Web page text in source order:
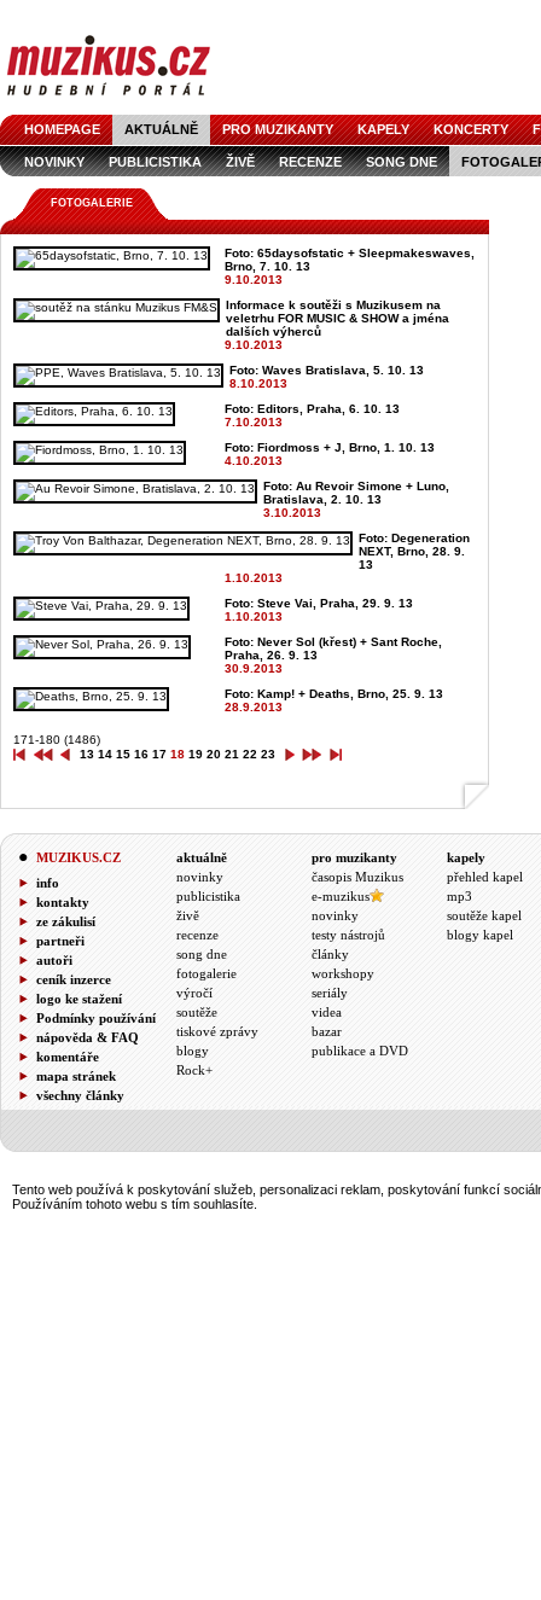
HOMEPAGE AKTUÁLNĚ PRO MUZIKANTY KAPELY KONCERTY
NOVINKY PUBLICISTIKA ŽIVĚ RECENZE SONG DNE
FOTOGALERIE
Foto: 65daysofstatic + Sleepmakeswaves,
Brno, 7. 10. 13
9.10.2013
Informace k soutěži s Muzikusem na
veletrhu FOR MUSIC & SHOW a jména
dalších výherců
9.10.2013
Foto: Waves Bratislava, 5. 10. 13
8.10.2013
Foto: Editors, Praha, 6. 10. 13
7.10.2013
Foto: Fiordmoss + J, Brno, 1. 10. 13
4.10.2013
Foto: Au Revoir Simone + Luno,
Bratislava, 2. 10. 13
3.10.2013
Foto: Degeneration
NEXT, Brno, 28. 9.
13
1.10.2013
Foto: Steve Vai, Praha, 29. 9. 13
1.10.2013
Foto: Never Sol (křest) + Sant Roche,
Praha, 26. 9. 13
30.9.2013
Foto: Kamp! + Deaths, Brno, 25. 9. 13
28.9.2013
171-180 (1486)
13 14 15 16 17 18 19 20 21 22 23
MUZIKUS.CZ
info
kontakty
ze zákulisí
partneři
autoři
ceník inzerce
logo ke stažení
Podmínky používání
nápověda & FAQ
komentáře
mapa stránek
všechny články
aktuálně
novinky
publicistika
živě
recenze
song dne
fotogalerie
výročí
soutěže
tiskové zprávy
blogy
Rock+
pro muzikanty
časopis Muzikus
e-muzikus
novinky
testy nástrojů
články
workshopy
seriály
videa
bazar
publikace a DVD
kapely
přehled kapel
mp3
soutěže kapel
blogy kapel
Tento web používá k poskytování služeb, personalizaci reklam, poskytování funkcí
Používáním tohoto webu s tím souhlasíte.